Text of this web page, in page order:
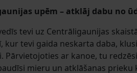
upēm – atklāj dabu no
tevi uz Centrāligaunijas
kur tevi gaida neskarta daba,
Pārvietojoties ar kanoe, tu
mieru un atklāšanas prieku